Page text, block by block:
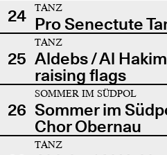
24
TANZ
Pro Senectute
25
TANZ
Aldebs / Al
raising flags
26
SOMMER IM SÜDPOL
Sommer im
Chor Obernau
TANZ